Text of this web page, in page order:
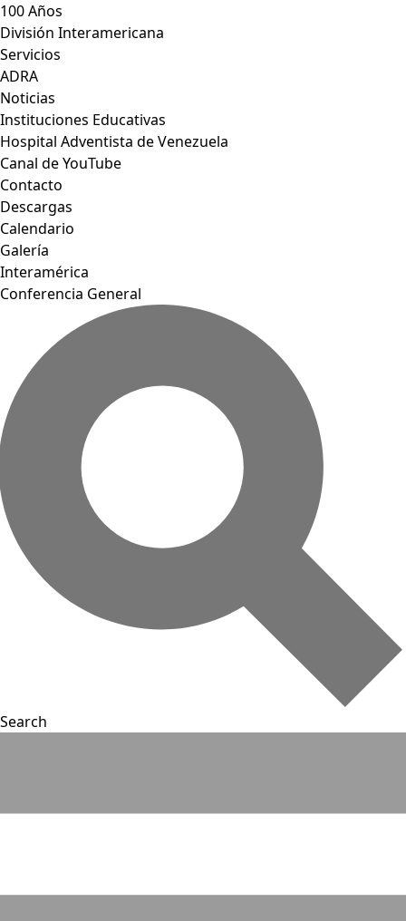
100 Años
División Interamericana
Servicios
ADRA
Noticias
Instituciones Educativas
Hospital Adventista de Venezuela
Canal de YouTube
Contacto
Descargas
Calendario
Galería
Interamérica
Conferencia General
Search